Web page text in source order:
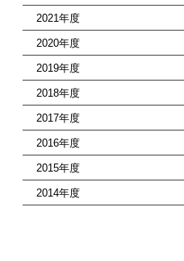
2021年度
2020年度
2019年度
2018年度
2017年度
2016年度
2015年度
2014年度